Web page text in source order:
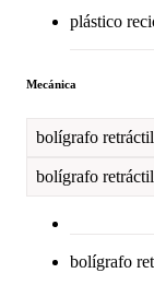
plástico
Mecánica
bolígrafo retráctil
bolígrafo retráctil
bolígrafo